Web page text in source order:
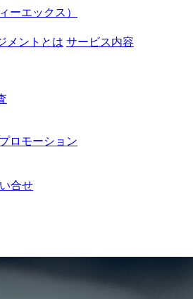
メントとは サービス内容
ロモーション